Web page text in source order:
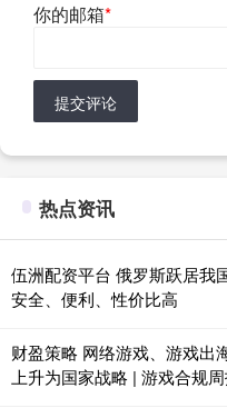
你的邮箱*
提交评论
热点资讯
伍洲配资平台 俄罗斯跃居我
安全、便利、性价比高
财盈策略 网络游戏、游戏出
上升为国家战略 | 游戏合规